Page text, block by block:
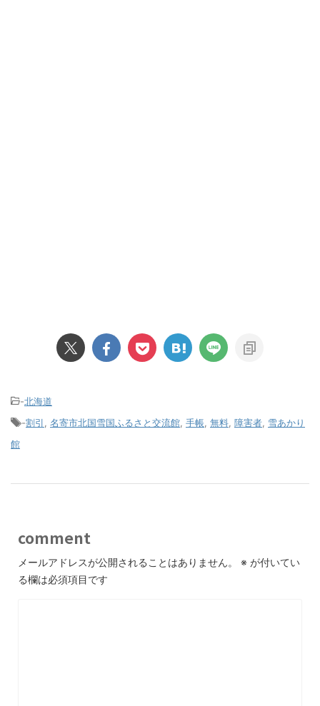
-北海道
-割引 名寄市北国雪国ふるさと交流館 手帳 無料 障害者 雪あかり
館
comment
メールアドレスが公開されることはありません。 ※ が付いてい
る欄は必須項目です